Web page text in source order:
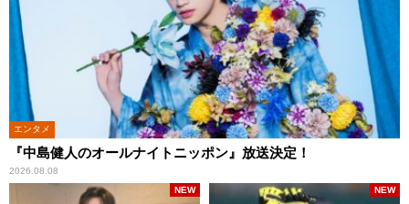
エンタメ
『中島健人のオールナイトニッポン』放送決定！
2026.08.08
NEW NEW